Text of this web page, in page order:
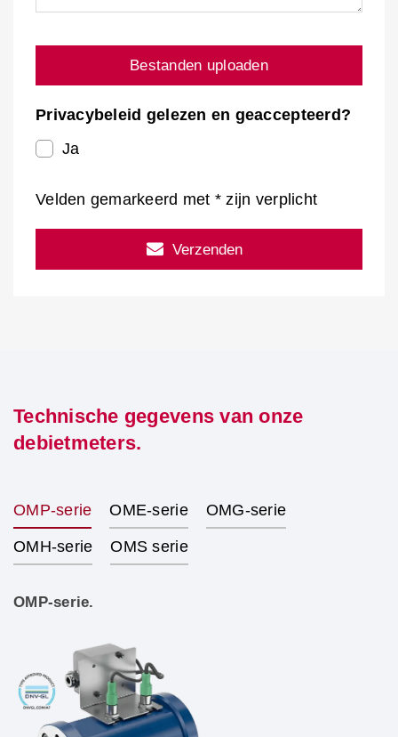
Bestanden uploaden
Privacybeleid gelezen en geaccepteerd?
Ja
Velden gemarkeerd met * zijn verplicht
Verzenden
Technische gegevens van onze
debietmeters.
OMP-serie OME-serie OMG-serie
OMH-serie OMS serie
OMP-serie.